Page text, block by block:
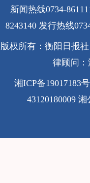
新闻热线0734-
8243140 发行热线
版权所有：衡阳日报
律顾问
湘ICP备19017183
43120180009 湘